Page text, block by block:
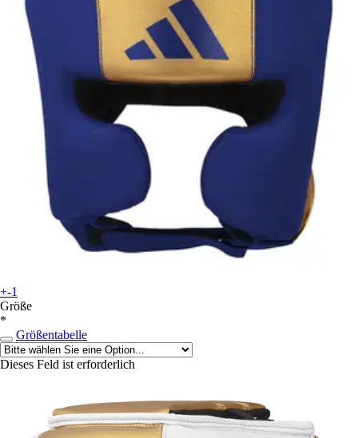
+-1
Größe
*
Größentabelle
Dieses Feld ist erforderlich